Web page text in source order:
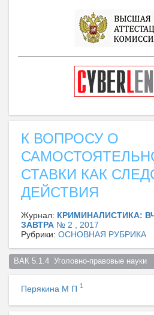
К ВОПРОСУ О
СТАВКИ КАК
ДЕЙСТВИЯ
Журнал: КРИМИНАЛИСТИКА:
ЗАВТРА № 2 , 2017
Рубрики: ОСНОВНАЯ РУБРИКА
ВАК 5.1.4  Уголовно-правовые науки
Перякина М П 1